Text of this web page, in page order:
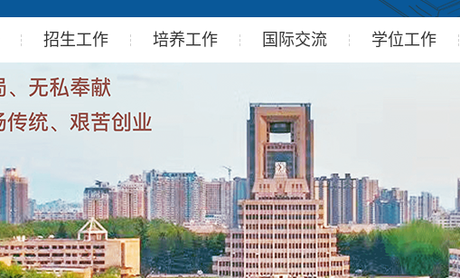
招生工作 培养工作 国际交流 学位工作